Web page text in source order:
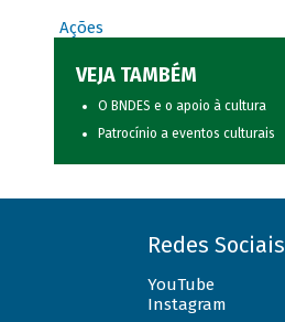
Ações
VEJA TAMBÉM
O BNDES e o apoio à cultura
Patrocínio a eventos culturais
Redes Sociais
YouTube
Instagram